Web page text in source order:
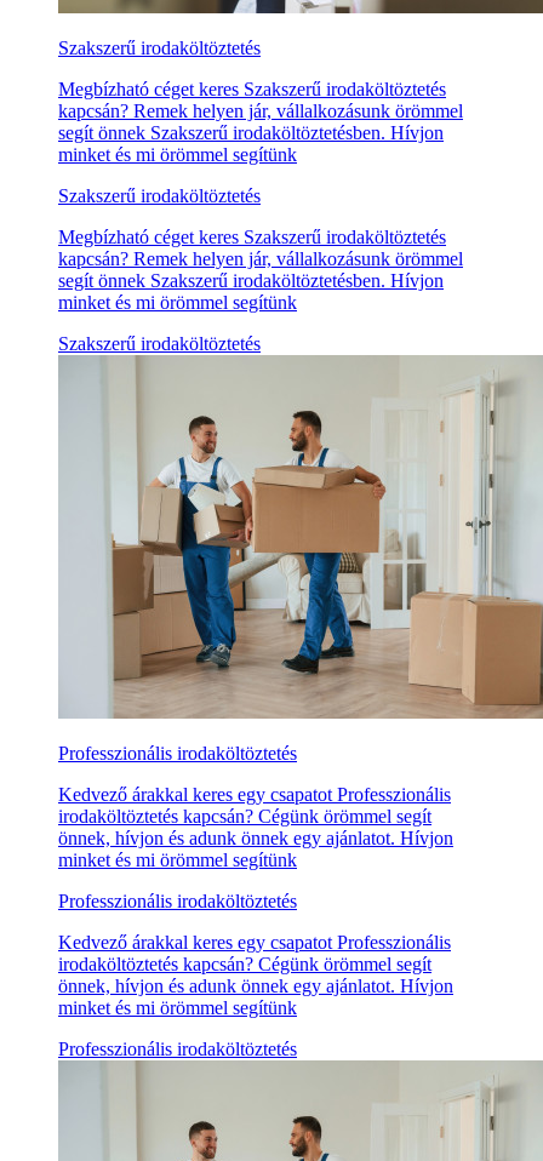
Szakszerű irodaköltöztetés
Megbízható céget keres Szakszerű irodaköltöztetés
kapcsán? Remek helyen jár, vállalkozásunk örömmel
segít önnek Szakszerű irodaköltöztetésben. Hívjon
minket és mi örömmel segítünk
Szakszerű irodaköltöztetés
Megbízható céget keres Szakszerű irodaköltöztetés
kapcsán? Remek helyen jár, vállalkozásunk örömmel
segít önnek Szakszerű irodaköltöztetésben. Hívjon
minket és mi örömmel segítünk
Szakszerű irodaköltöztetés
Professzionális irodaköltöztetés
Kedvező árakkal keres egy csapatot Professzionális
irodaköltöztetés kapcsán? Cégünk örömmel segít
önnek, hívjon és adunk önnek egy ajánlatot. Hívjon
minket és mi örömmel segítünk
Professzionális irodaköltöztetés
Kedvező árakkal keres egy csapatot Professzionális
irodaköltöztetés kapcsán? Cégünk örömmel segít
önnek, hívjon és adunk önnek egy ajánlatot. Hívjon
minket és mi örömmel segítünk
Professzionális irodaköltöztetés